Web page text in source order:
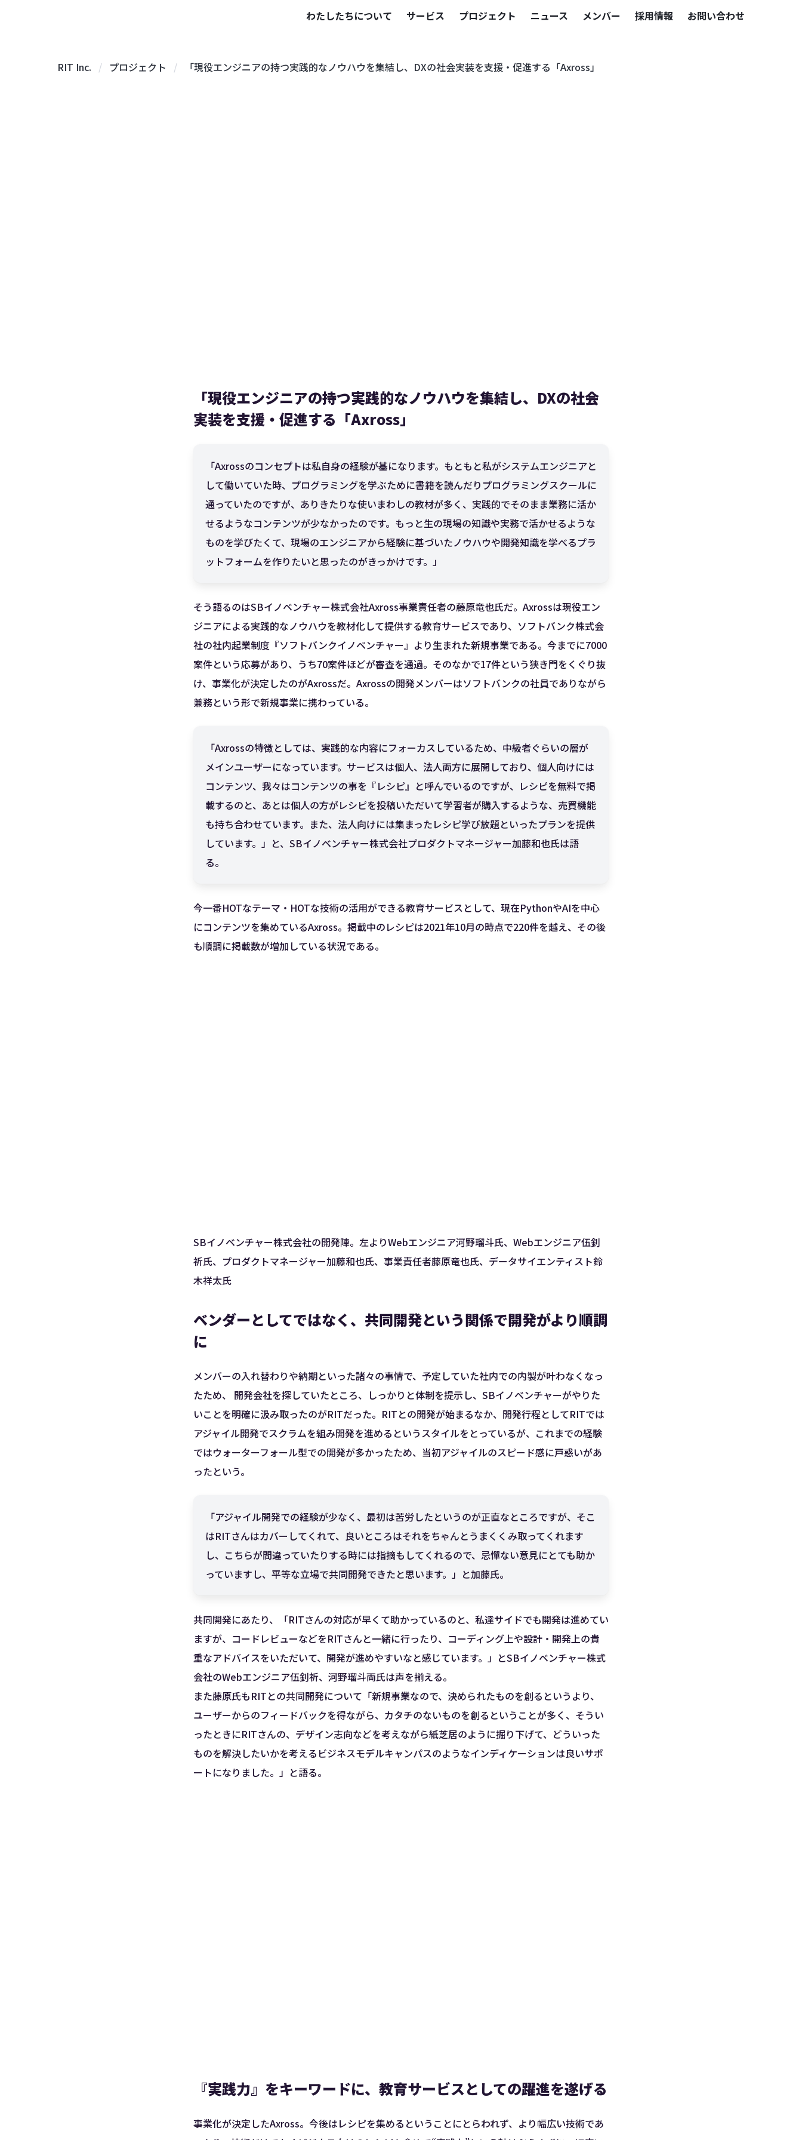
わたしたちについて サービス プロジェクト ニュース メンバー 採用情報 お問い合わせ
RIT Inc. プロジェクト 「現役エンジニアの持つ実践的なノウハウを集結し、DXの社会実装を支援・促進する「Axross」
「現役エンジニアの持つ実践的なノウハウを集結し、DXの社会
実装を支援・促進する「Axross」
「Axrossのコンセプトは私自身の経験が基になります。もともと私がシステムエンジニアと
して働いていた時、プログラミングを学ぶために書籍を読んだりプログラミングスクールに
通っていたのですが、ありきたりな使いまわしの教材が多く、実践的でそのまま業務に活か
せるようなコンテンツが少なかったのです。もっと生の現場の知識や実務で活かせるような
ものを学びたくて、現場のエンジニアから経験に基づいたノウハウや開発知識を学べるプラ
ットフォームを作りたいと思ったのがきっかけです。」
そう語るのはSBイノベンチャー株式会社Axross事業責任者の藤原竜也氏だ。Axrossは現役エン
ジニアによる実践的なノウハウを教材化して提供する教育サービスであり、ソフトバンク株式会
社の社内起業制度『ソフトバンクイノベンチャー』より生まれた新規事業である。今までに7000
案件という応募があり、うち70案件ほどが審査を通過。そのなかで17件という狭き門をくぐり抜
け、事業化が決定したのがAxrossだ。Axrossの開発メンバーはソフトバンクの社員でありながら
兼務という形で新規事業に携わっている。
「Axrossの特徴としては、実践的な内容にフォーカスしているため、中級者ぐらいの層が
メインユーザーになっています。サービスは個人、法人両方に展開しており、個人向けには
コンテンツ、我々はコンテンツの事を『レシピ』と呼んでいるのですが、レシピを無料で掲
載するのと、あとは個人の方がレシピを投稿いただいて学習者が購入するような、売買機能
も持ち合わせています。また、法人向けには集まったレシピ学び放題といったプランを提供
しています。」と、SBイノベンチャー株式会社プロダクトマネージャー加藤和也氏は語
る。
今一番HOTなテーマ・HOTな技術の活用ができる教育サービスとして、現在PythonやAIを中心
にコンテンツを集めているAxross。掲載中のレシピは2021年10月の時点で220件を越え、その後
も順調に掲載数が増加している状況である。
SBイノベンチャー株式会社の開発陣。左よりWebエンジニア河野瑠斗氏、Webエンジニア伍釗
祈氏、プロダクトマネージャー加藤和也氏、事業責任者藤原竜也氏、データサイエンティスト鈴
木祥太氏
ベンダーとしてではなく、共同開発という関係で開発がより順調
に
メンバーの入れ替わりや納期といった諸々の事情で、予定していた社内での内製が叶わなくなっ
たため、 開発会社を探していたところ、しっかりと体制を提示し、SBイノベンチャーがやりた
いことを明確に汲み取ったのがRITだった。RITとの開発が始まるなか、開発行程としてRITでは
アジャイル開発でスクラムを組み開発を進めるというスタイルをとっているが、これまでの経験
ではウォーターフォール型での開発が多かったため、当初アジャイルのスピード感に戸惑いがあ
ったという。
「アジャイル開発での経験が少なく、最初は苦労したというのが正直なところですが、そこ
はRITさんはカバーしてくれて、良いところはそれをちゃんとうまくくみ取ってくれます
し、こちらが間違っていたりする時には指摘もしてくれるので、忌憚ない意見にとても助か
っていますし、平等な立場で共同開発できたと思います。」と加藤氏。
共同開発にあたり、「RITさんの対応が早くて助かっているのと、私達サイドでも開発は進めてい
ますが、コードレビューなどをRITさんと一緒に行ったり、コーディング上や設計・開発上の貴
重なアドバイスをいただいて、開発が進めやすいなと感じています。」とSBイノベンチャー株式
会社のWebエンジニア伍釗祈、河野瑠斗両氏は声を揃える。
また藤原氏もRITとの共同開発について「新規事業なので、決められたものを創るというより、
ユーザーからのフィードバックを得ながら、カタチのないものを創るということが多く、そうい
ったときにRITさんの、デザイン志向などを考えながら紙芝居のように掘り下げて、どういった
ものを解決したいかを考えるビジネスモデルキャンパスのようなインディケーションは良いサポ
ートになりました。」と語る。
『実践力』をキーワードに、教育サービスとしての躍進を遂げる
事業化が決定したAxross。今後はレシピを集めるということにとらわれず、より幅広い技術であ